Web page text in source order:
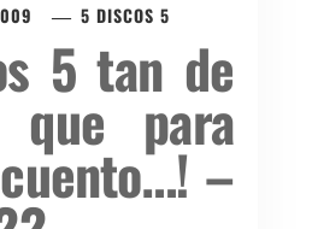
5 DISCOS 5
5 tan de
que para
–